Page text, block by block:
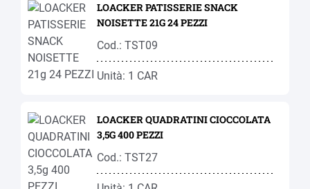
LOACKER PATISSERIE SNACK
NOISETTE 21G 24 PEZZI
Cod.: TST09
Unità: 1 CAR
LOACKER QUADRATINI CIOCCOLATA
3,5G 400 PEZZI
Cod.: TST27